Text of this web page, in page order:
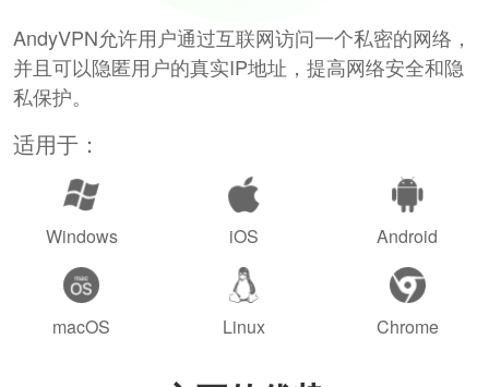
AndyVPN允许用户通过互联网访问一个私密的网络，
并且可以隐匿用户的真实IP地址，提高网络安全和隐
私保护。
适用于：
Windows iOS Android
macOS Linux Chrome